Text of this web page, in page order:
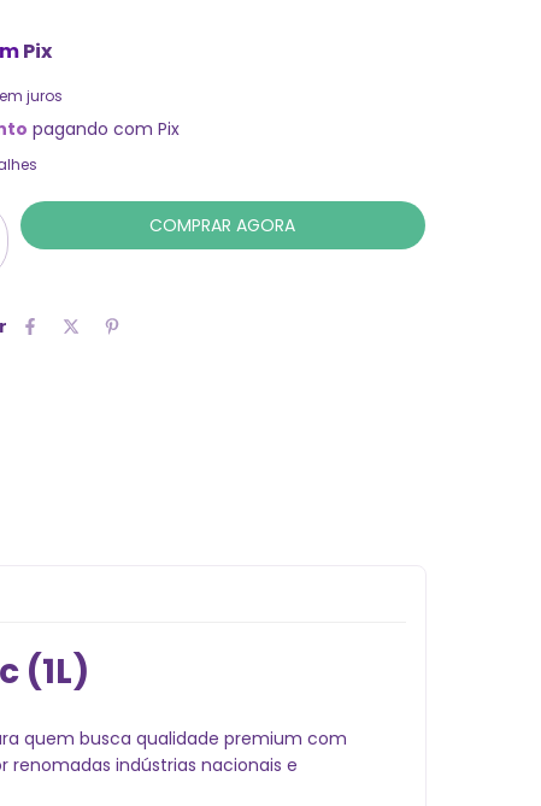
Pix
juros
pagando com Pix
(1L)
quem busca qualidade premium com
indústrias nacionais e